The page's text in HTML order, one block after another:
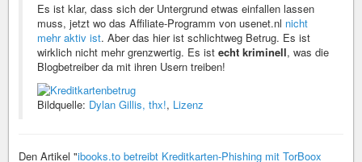
Es ist klar, dass sich der Untergrund etwas einfallen lassen
muss, jetzt wo das Affiliate-Programm von usenet.nl nicht
mehr aktiv ist. Aber das hier ist schlichtweg Betrug. Es ist
wirklich nicht mehr grenzwertig. Es ist echt kriminell, was die
Blogbetreiber da mit ihren Usern treiben!
Bildquelle: Dylan Gillis, thx!, Lizenz
Den Artikel "ibooks.to betreibt Kreditkarten-Phishing mit TorBoox